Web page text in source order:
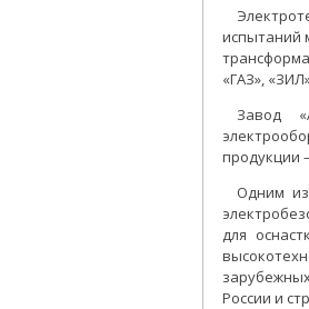
испытаний
«ГАЗ»,
Завод
продукции
Одним
для
России и